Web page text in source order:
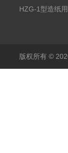
HZG-1型造纸
版权所有 ©